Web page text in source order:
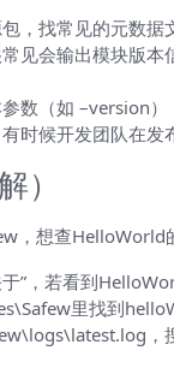
，找常见的元数
见会输出模块版
数（如 –version
时候开发团队在发
）
，想查HelloWorld
”，若看到
里找到
，